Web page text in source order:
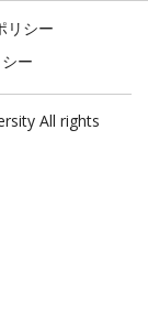
リシー
ー
All rights